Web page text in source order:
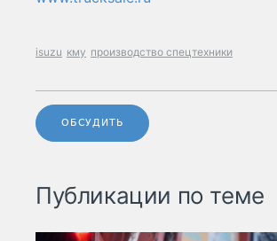
isuzu кму производство спецтехники
ОБСУДИТЬ
Публикации по теме